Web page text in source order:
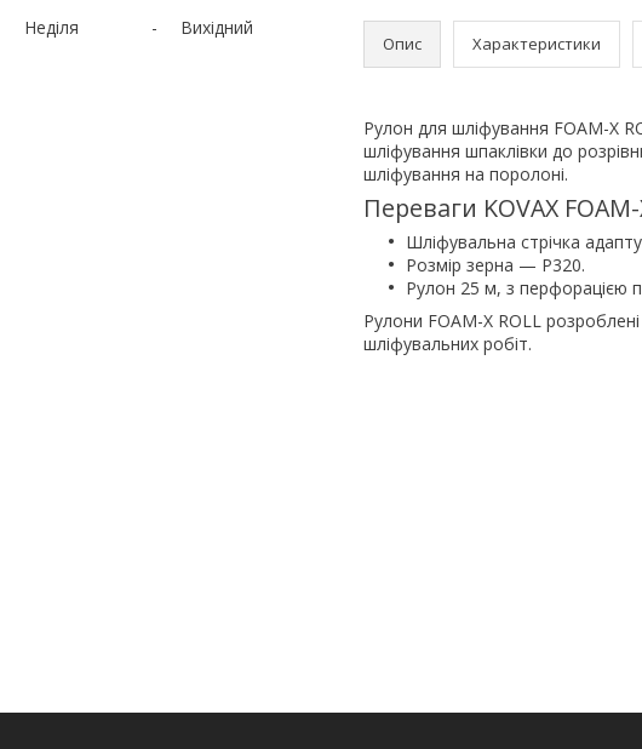
Неділя
Вихідний
Опис Характеристики
Рулон для шліфування FOAM-X
шліфування шпаклівки до
шліфування на поролоні.
Переваги KOVAX
Шліфувальна стрічка
Розмір зерна — P320.
Рулон 25 м, з перфорацією
Рулони FOAM-X ROLL
шліфувальних робіт.